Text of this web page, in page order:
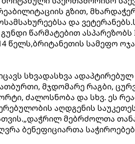
გზით,
და
წარმატებით ასპარეზობს
წელს,ბრიტანეთის სამეფო
სხვადასხვა
მჯდომარე რაგბი,
ძალოსნობა და სხვ. ეს
აღდგენის
მებრძოლთა
ბენეფიციართა